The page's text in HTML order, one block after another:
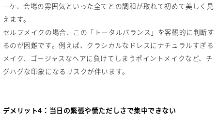
ーケ、会場の雰囲気といった全てとの調和が取れて初めて美しく見
えます。
セルフメイクの場合、この「トータルバランス」を客観的に判断す
るのが困難です。例えば、クラシカルなドレスにナチュラルすぎる
メイク、ゴージャスなヘアに負けてしまうポイントメイクなど、チ
グハグな印象になるリスクが伴います。
デメリット4：当日の緊張や慌ただしさで集中できない